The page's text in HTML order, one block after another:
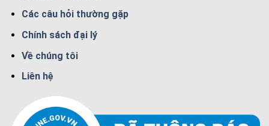
Các câu hỏi thường gặp
Chính sách đại lý
Về chúng tôi
Liên hệ